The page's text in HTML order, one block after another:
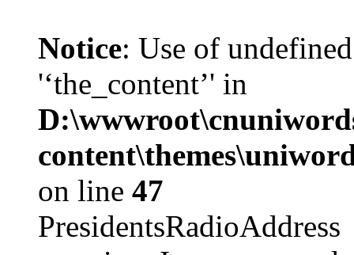
Notice: Use of
'‘the_content’' in
on line 47